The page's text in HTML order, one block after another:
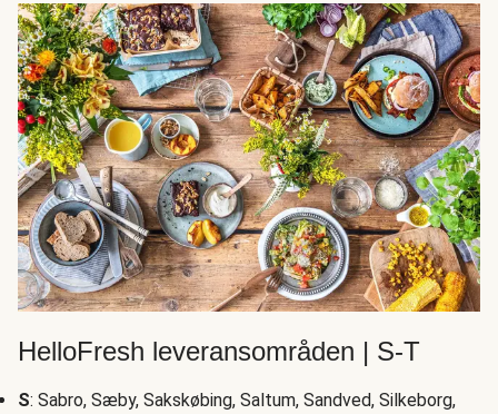
HelloFresh leveransområden | S-T
S: Sabro, Sæby, Sakskøbing, Saltum, Sandved, Silkeborg,